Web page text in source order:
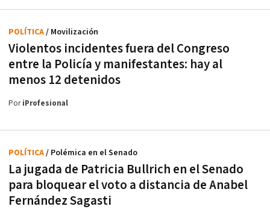
Violentos incidentes fuera del Congreso
entre la Policía y manifestantes: hay al
menos 12 detenidos
POLÍTICA/ Movilización
PoriProfesional
La jugada de Patricia Bullrich en el Senado
para bloquear el voto a distancia de Anabel
Fernández Sagasti
POLÍTICA/ Polémica en el Senado